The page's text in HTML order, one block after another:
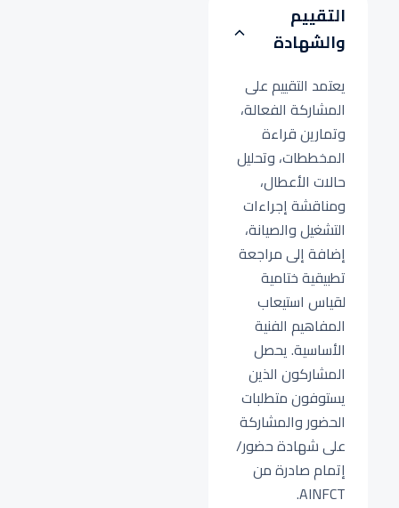
التقييم
والشهادة
يعتمد التقييم على
المشاركة الفعالة،
وتمارين قراءة
المخططات، وتحليل
حالات الأعطال،
ومناقشة إجراءات
التشغيل والصيانة،
إضافة إلى مراجعة
تطبيقية ختامية
لقياس استيعاب
المفاهيم الفنية
الأساسية. يحصل
المشاركون الذين
يستوفون متطلبات
الحضور والمشاركة
على شهادة حضور/
إتمام صادرة من
AINFCT.